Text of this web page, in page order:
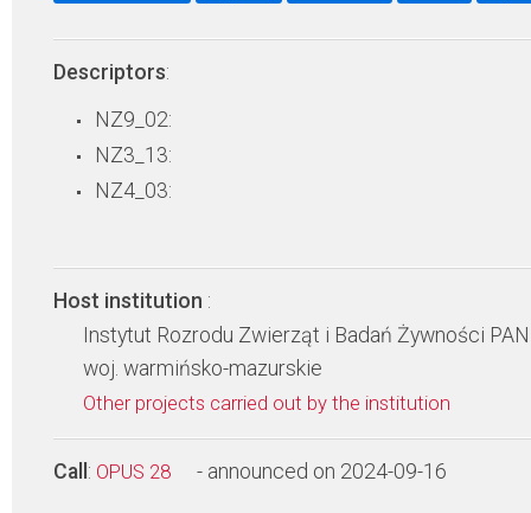
Descriptors:
NZ9_02:
NZ3_13:
NZ4_03:
Host institution :
Instytut Rozrodu Zwierząt i Badań Żywności PAN
woj. warmińsko-mazurskie
Other projects carried out by the institution
Call : OPUS 28 - announced on 2024-09-16